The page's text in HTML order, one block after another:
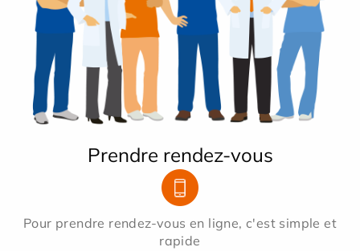
Prendre rendez-vous
Pour prendre rendez-vous en ligne, c'est simple et
rapide